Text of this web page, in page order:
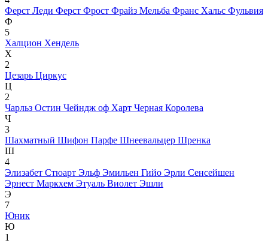
Ферст Леди Ферст Фрост Фрайз Мельба Франс Хальс Фульвия
Ф
5
Халцион Хендель
Х
2
Цезарь Циркус
Ц
2
Чарльз Остин Чейндж оф Харт Черная Королева
Ч
3
Шахматный Шифон Парфе Шнеевальцер Шренка
Ш
4
Элизабет Стюарт Эльф Эмильен Гийо Эрли Сенсейшен
Эрнест Маркхем Этуаль Виолет Эшли
Э
7
Юник
Ю
1